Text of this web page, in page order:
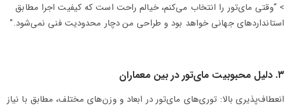
> “وقتی مای‌تور را انتخاب می‌کنم، خیالم راحت است که کیفیت اجرا مطابق
استانداردهای جهانی خواهد بود و طراحی من دچار محدودیت فنی نمی‌شود.”
۳. دلیل محبوبیت مای‌تور در بین معماران
انعطاف‌پذیری بالا: توری‌های مای‌تور در ابعاد و وزن‌های مختلف، مطابق با نیاز